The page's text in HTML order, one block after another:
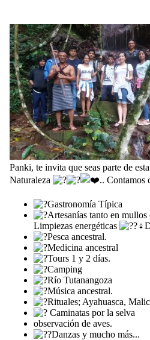
Panki, te invita que seas parte de
Naturaleza
.. Contamos
Gastronomía Típica
Artesanías tanto en mullos
Limpiezas energéticas
Pesca ancestral.
Medicina ancestral
Tours 1 y 2 días.
Camping
Río Tutanangoza
Música ancestral.
Rituales; Ayahuasca,
Caminatas por la selva
observación de aves.
Danzas y mucho más...